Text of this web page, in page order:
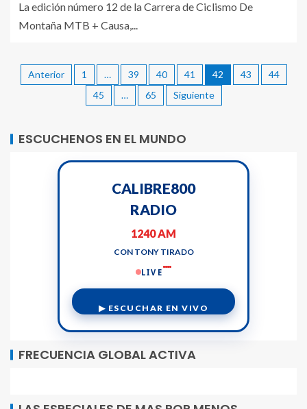
La edición número 12 de la Carrera de Ciclismo De
Montaña MTB + Causa,...
Anterior 1 … 39 40 41 42 43
44
45
… 65 Siguiente
ESCUCHENOS EN EL MUNDO
CALIBRE800
RADIO
1240 AM
CON TONY TIRADO
LIVE
▶ ESCUCHAR EN VIVO
FRECUENCIA GLOBAL ACTIVA